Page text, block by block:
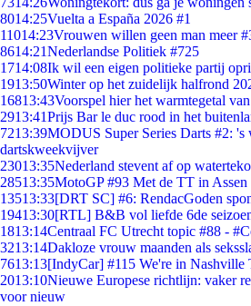
8014:25Vuelta a España 2026 #1
11014:23Vrouwen willen geen man meer
8614:21Nederlandse Politiek #725
1714:08Ik wil een eigen politieke partij
1913:50Winter op het zuidelijk halfrond
16813:43Voorspel hier het warmtegetal
2913:41Prijs Bar le duc rood in het
7213:39MODUS Super Series Darts #2: 's
dartskweekvijver
23013:35Nederland stevent af op
28513:35MotoGP #93 Met de TT in Assen
13513:33[DRT SC] #6: RendacGoden
19413:30[RTL] B&B vol liefde 6de
1813:14Centraal FC Utrecht topic #88 -
3213:14Dakloze vrouw maanden als
7613:13[IndyCar] #115 We're in Nashville
2013:10Nieuwe Europese richtlijn: vaker
voor nieuw